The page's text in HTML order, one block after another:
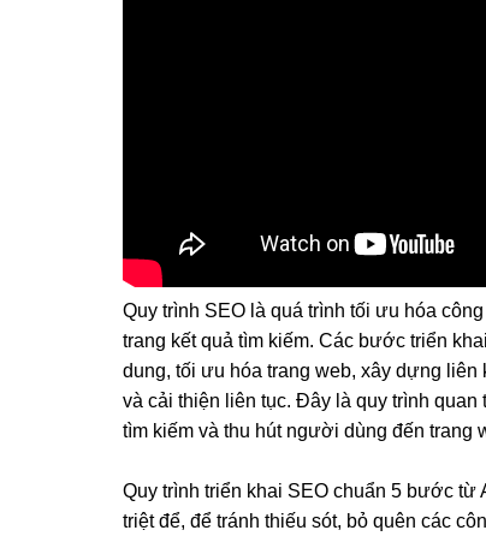
Quy trình SEO là quá trình tối ưu hóa
trang kết quả tìm kiếm. Các bước triển
dung, tối ưu hóa trang web, xây dựng liên
và cải thiện liên tục. Đây là quy trình
tìm kiếm và thu hút người dùng đến trang
Quy trình triển khai SEO chuẩn 5 bước từ
triệt để, để tránh thiếu sót, bỏ quên các